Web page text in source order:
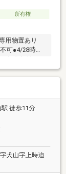
所有権
用物置あり
可●4/28時
約21分●ミニ
）●バロー、
西可児郵便局
児支店へ徒歩
へ徒歩約12
へ車で約7分
徒歩11分
犬山字上時迫